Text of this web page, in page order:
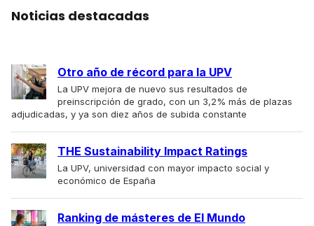
Noticias destacadas
Otro año de récord para la UPV
La UPV mejora de nuevo sus resultados de
preinscripción de grado, con un 3,2% más de plazas
adjudicadas, y ya son diez años de subida constante
THE Sustainability Impact Ratings
La UPV, universidad con mayor impacto social y
económico de España
Ranking de másteres de El Mundo